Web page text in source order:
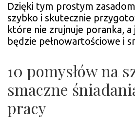
Dzięki tym prostym
szybko i skutecznie
które nie zrujnuje poranka, a
będzie pełnowartościowe i
10 pomysłów na
smaczne
pracy